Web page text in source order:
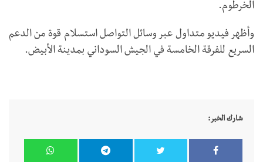
الخرطوم.
وأظهر فيديو متداول عبر وسائل التواصل استسلام قوة من الدعم
السريع للفرقة الخامسة في الجيش السوداني بمدينة الأبيض.
شارك الخبر: